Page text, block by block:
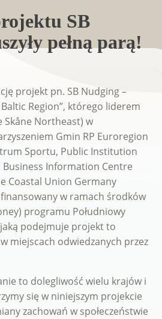
SB
pełną parą!
projekt pn. SB Nudging –
Region”, którego liderem
Skåne Northeast) w
Gmin RP Euroregion
Sportu, Public Institution
Information Centre
Coastal Union Germany
w ramach środków
programu Południowy
podejmuje projekt to
miejscach odwiedzanych przez
to dolegliwość wielu krajów i
się w niniejszym projekcie
zachowań w społeczeństwie